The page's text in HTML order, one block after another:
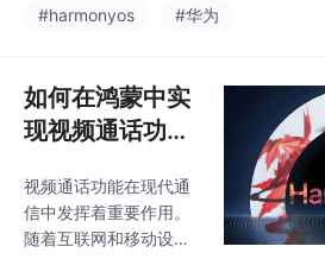
文原创，转载请注明出
过对实时数据流的分析
势，快速作出决策。在
鸿蒙系统中，开发者可
以利用系统提供的强大
绘制工具，轻松实现数
据流的实时分析与可视
化。如果你觉得这篇文
#harmonyos #华为
如何在鸿蒙中实
现视频通话功
视频通话功能在现代通
信中发挥着重要作用。
随着互联网和移动设备